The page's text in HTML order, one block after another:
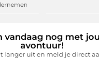
vandaag nog met
avontuur!
langer uit en meld je direct